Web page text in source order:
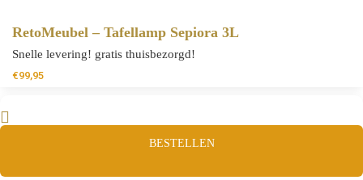
RetoMeubel – Tafellamp Sepiora 3L
Snelle levering! gratis thuisbezorgd!
€99,95
BESTELLEN